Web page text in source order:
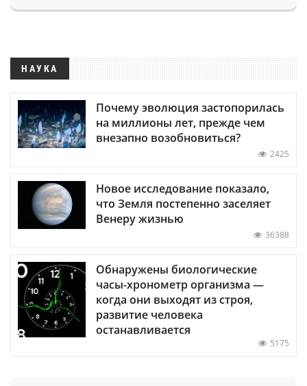
НАУКА
Почему эволюция застопорилась
на миллионы лет, прежде чем
внезапно возобновиться?
2425
Новое исследование показало,
что Земля постепенно заселяет
Венеру жизнью
36388
Обнаружены биологические
часы-хронометр организма —
когда они выходят из строя,
развитие человека
останавливается
5175